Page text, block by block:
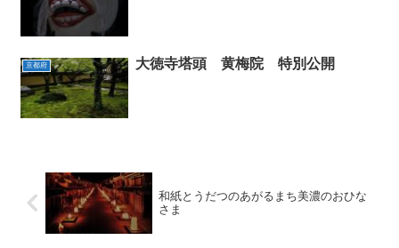
京都府 大徳寺塔頭 黄梅院 特別公開
和紙とうだつのあがるまち美濃のおひな
さま